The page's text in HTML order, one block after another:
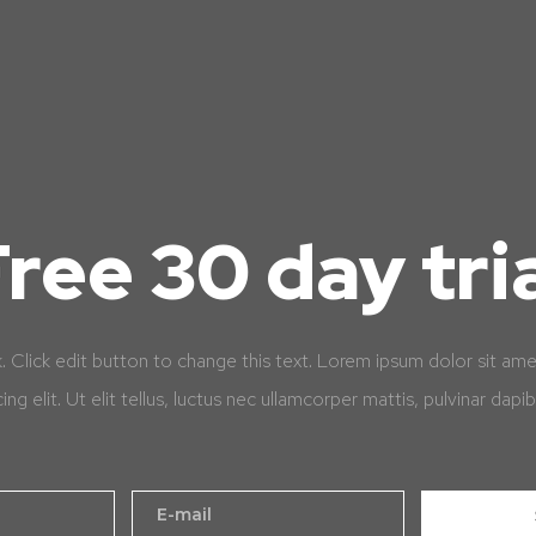
30 day
Click edit button to change this text. Lorem ipsum dolor sit
elit. Ut elit tellus, luctus nec ullamcorper mattis, pulvinar